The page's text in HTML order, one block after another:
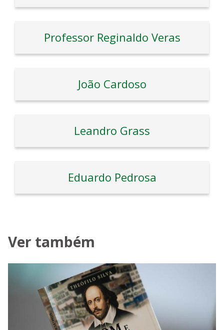
Professor Reginaldo Veras
João Cardoso
Leandro Grass
Eduardo Pedrosa
Ver também